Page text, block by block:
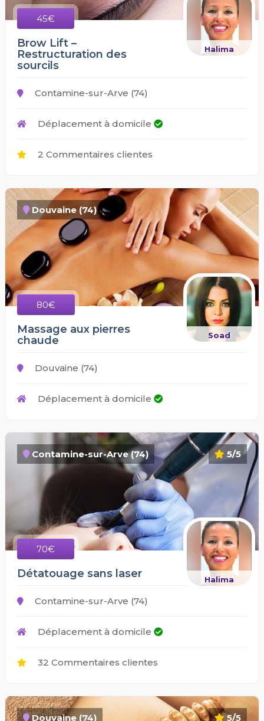
45€
Halima
Brow Lift –
Restructuration des
sourcils
Contamine-sur-Arve (74)
Déplacement à domicile
2 Commentaires clientes
Douvaine (74)
80€
Soad
Massage aux pierres
chaude
Douvaine (74)
Déplacement à domicile
5/5
Contamine-sur-Arve (74)
70€
Halima
Détatouage sans laser
Contamine-sur-Arve (74)
Déplacement à domicile
32 Commentaires clientes
5/5
Douvaine (74)